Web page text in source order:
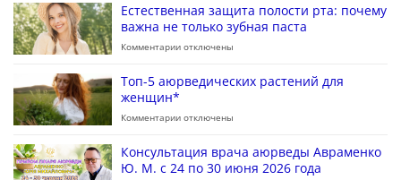
Естественная защита полости рта: почему
важна не только зубная паста
Комментарии отключены
Топ-5 аюрведических растений для
женщин*
Комментарии отключены
Консультация врача аюрведы Авраменко
Ю. М. с 24 по 30 июня 2026 года